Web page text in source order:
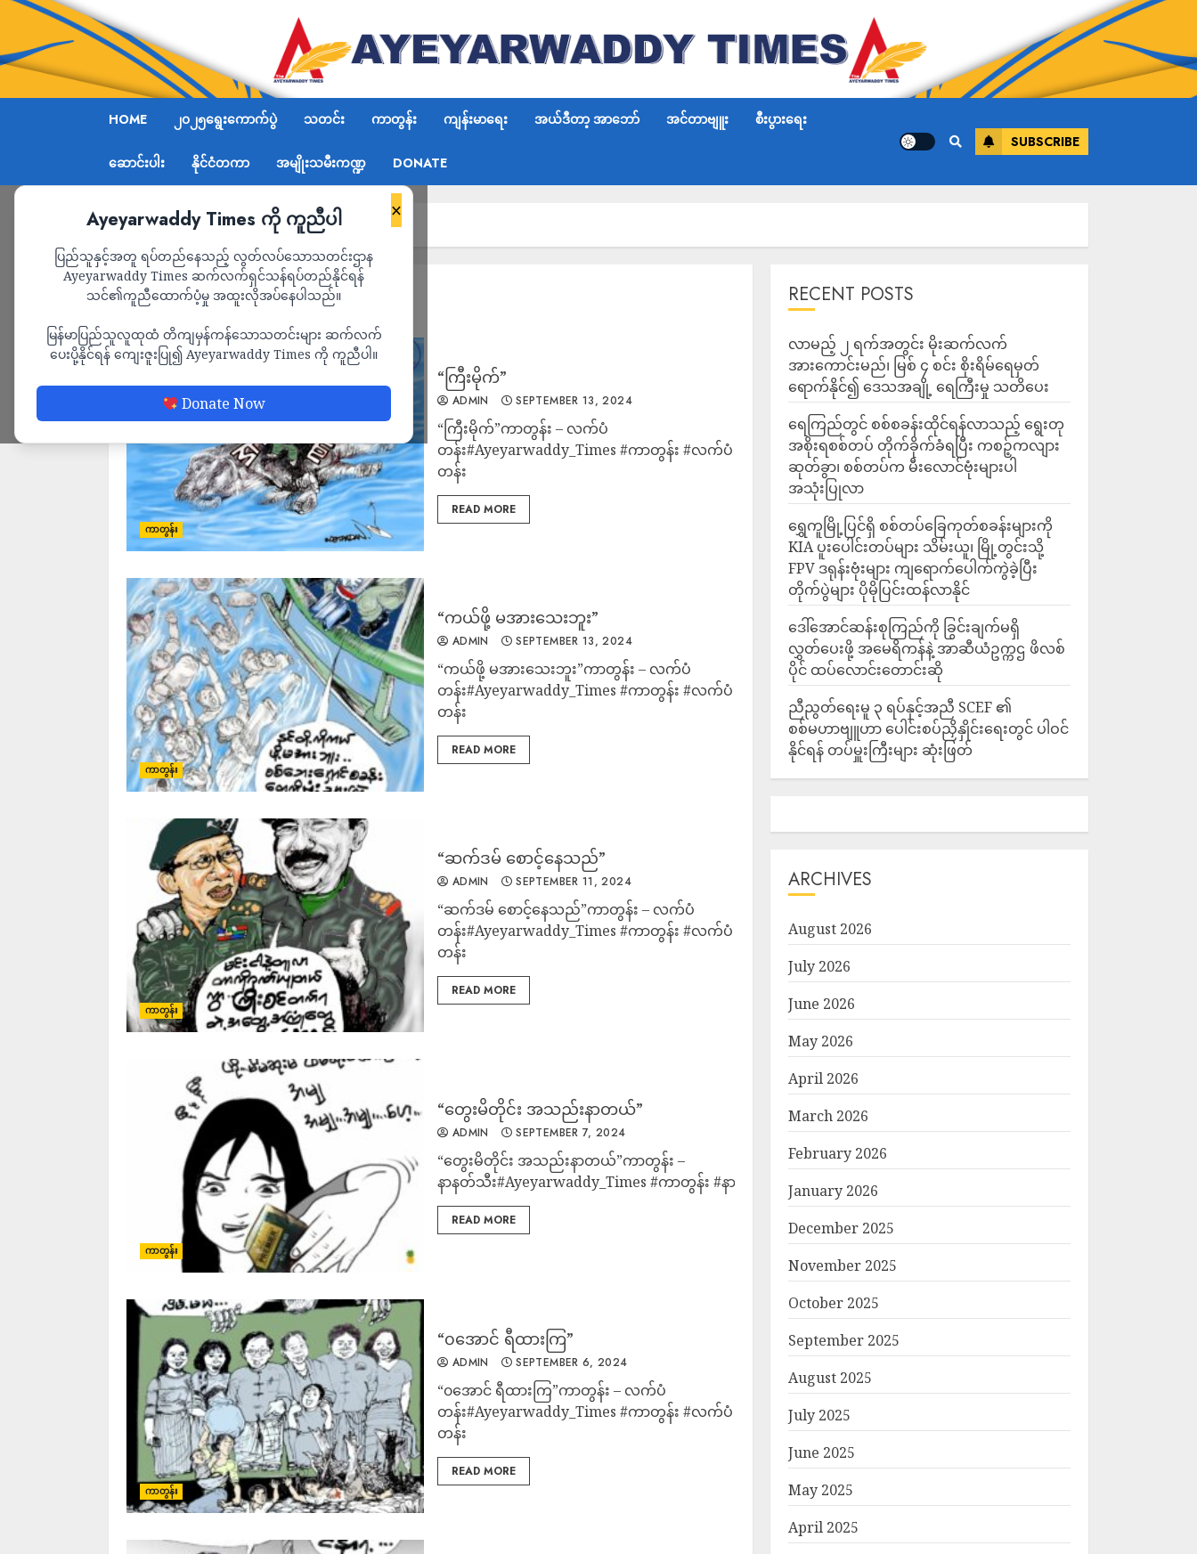
HOME ၂၀၂၅ရွေးကောက်ပွဲ သတင်း ကာတွန်း ကျန်းမာရေး အယ်ဒီတာ့ အာဘော် အင်တာဗျူး စီးပွားရေး
ဆောင်းပါး နိုင်ငံတကာ အမျိုးသမီးကဏ္ဍ DONATE
SUBSCRIBE
×
Ayeyarwaddy Times ကို ကူညီပါ
ပြည်သူနှင့်အတူ ရပ်တည်နေသည့် လွတ်လပ်သောသတင်းဌာန
Ayeyarwaddy Times ဆက်လက်ရှင်သန်ရပ်တည်နိုင်ရန်
သင်၏ကူညီထောက်ပံ့မှု အထူးလိုအပ်နေပါသည်။
မြန်မာပြည်သူလူထုထံ တိကျမှန်ကန်သောသတင်းများ ဆက်လက်
ပေးပို့နိုင်ရန် ကျေးဇူးပြု၍ Ayeyarwaddy Times ကို ကူညီပါ။
Donate Now
Home ကာတွန်း Page 24
ကာတွန်း
ကာတွန်း
“ကြီးမိုက်”
ADMIN SEPTEMBER 13, 2024
“ကြီးမိုက်”ကာတွန်း – လက်ပံ
တန်း#Ayeyarwaddy_Times #ကာတွန်း #လက်ပံ
တန်း
READ MORE
ကာတွန်း
“ကယ်ဖို့ မအားသေးဘူး”
ADMIN SEPTEMBER 13, 2024
“ကယ်ဖို့ မအားသေးဘူး”ကာတွန်း – လက်ပံ
တန်း#Ayeyarwaddy_Times #ကာတွန်း #လက်ပံ
တန်း
READ MORE
ကာတွန်း
“ဆက်ဒမ် စောင့်နေသည်”
ADMIN SEPTEMBER 11, 2024
“ဆက်ဒမ် စောင့်နေသည်”ကာတွန်း – လက်ပံ
တန်း#Ayeyarwaddy_Times #ကာတွန်း #လက်ပံ
တန်း
READ MORE
ကာတွန်း
“တွေးမိတိုင်း အသည်းနာတယ်”
ADMIN SEPTEMBER 7, 2024
“တွေးမိတိုင်း အသည်းနာတယ်”ကာတွန်း –
နာနတ်သီး#Ayeyarwaddy_Times #ကာတွန်း #နာနတ်သီး
READ MORE
ကာတွန်း
“၀အောင် ရီထားကြ”
ADMIN SEPTEMBER 6, 2024
“၀အောင် ရီထားကြ”ကာတွန်း – လက်ပံ
တန်း#Ayeyarwaddy_Times #ကာတွန်း #လက်ပံ
တန်း
READ MORE
RECENT POSTS
လာမည့် ၂ ရက်အတွင်း မိုးဆက်လက်
အားကောင်းမည်၊ မြစ် ၄ စင်း စိုးရိမ်ရေမှတ်
ရောက်နိုင်၍ ဒေသအချို့ ရေကြီးမှု သတိပေး
ရေကြည်တွင် စစ်စခန်းထိုင်ရန်လာသည့် ရွေးတု
အစိုးရစစ်တပ် တိုက်ခိုက်ခံရပြီး ကစဉ့်ကလျား
ဆုတ်ခွာ၊ စစ်တပ်က မီးလောင်ဗုံးများပါ
အသုံးပြုလာ
‎ရွှေကူမြို့ပြင်ရှိ စစ်တပ်ခြေကုတ်စခန်းများကို
KIA ပူးပေါင်းတပ်များ သိမ်းယူ၊ မြို့တွင်းသို့
FPV ဒရုန်းဗုံးများ ကျရောက်ပေါက်ကွဲခဲ့ပြီး
တိုက်ပွဲများ ပိုမိုပြင်းထန်လာနိုင်
ဒေါ်အောင်ဆန်းစုကြည်ကို ခြွင်းချက်မရှိ
လွှတ်ပေးဖို့ အမေရိကန်နဲ့ အာဆီယံဥက္ကဌ ဖိလစ်
ပိုင် ထပ်လောင်းတောင်းဆို
ညီညွတ်ရေးမူ ၃ ရပ်နှင့်အညီ SCEF ၏
စစ်မဟာဗျူဟာ ပေါင်းစပ်ညှိနှိုင်းရေးတွင် ပါဝင်
နိုင်ရန် တပ်မှူးကြီးများ ဆုံးဖြတ်
ARCHIVES
August 2026
July 2026
June 2026
May 2026
April 2026
March 2026
February 2026
January 2026
December 2025
November 2025
October 2025
September 2025
August 2025
July 2025
June 2025
May 2025
April 2025